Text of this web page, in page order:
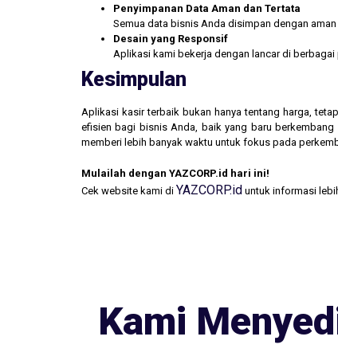
Penyimpanan Data Aman dan Tertata
Semua data bisnis Anda disimpan dengan
Desain yang Responsif
Aplikasi kami bekerja dengan lancar di
Kesimpulan
Aplikasi kasir terbaik bukan hanya tentang harga,
efisien bagi bisnis Anda, baik yang baru
memberi lebih banyak waktu untuk fokus pada
Mulailah dengan YAZCORP.id hari ini!
Cek website kami di YAZCORP.id untuk informasi
Kami